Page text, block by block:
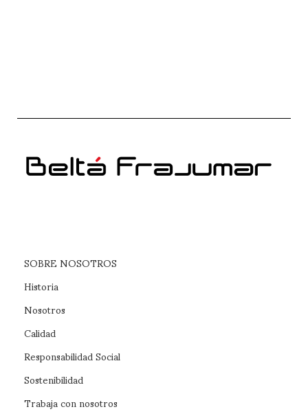
SOBRE NOSOTROS
Historia
Nosotros
Calidad
Responsabilidad Social
Sostenibilidad
Trabaja con nosotros